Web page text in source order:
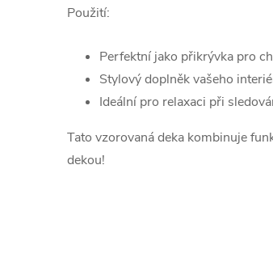
Použití:
Perfektní jako přikrývka pro
Stylový doplněk vašeho
Ideální pro relaxaci při
Tato vzorovaná deka kombinuje
dekou!